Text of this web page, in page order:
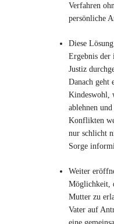
Verfahren
persönliche
Diese
Ergebnis der
Justiz
Danach geht
Kindeswohl,
ablehnen
Konflikten
nur schlicht
Sorge
Weiter
Möglichkeit,
Mutter zu
Vater auf
eine